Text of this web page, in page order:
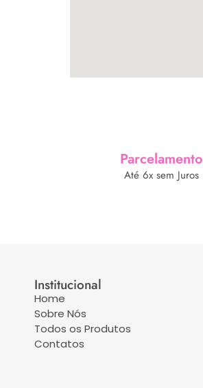
Parcelamento
Até 6x sem Juros
Institucional
Home
Sobre Nós
Todos os Produtos
Contatos